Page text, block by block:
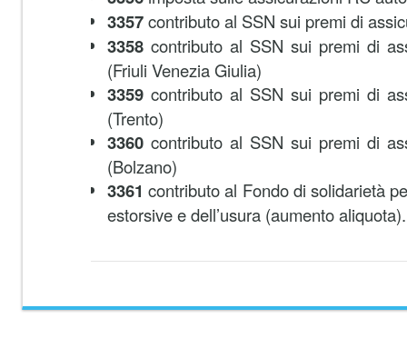
3357contributo al SSN sui premi di
3358 contributo al SSN sui premi di
(Friuli Venezia Giulia)
3359 contributo al SSN sui premi di
(Trento)
3360 contributo al SSN sui premi di
(Bolzano)
3361contributo al Fondo di solidarietà
estorsive e dell’usura (aumento aliquota).